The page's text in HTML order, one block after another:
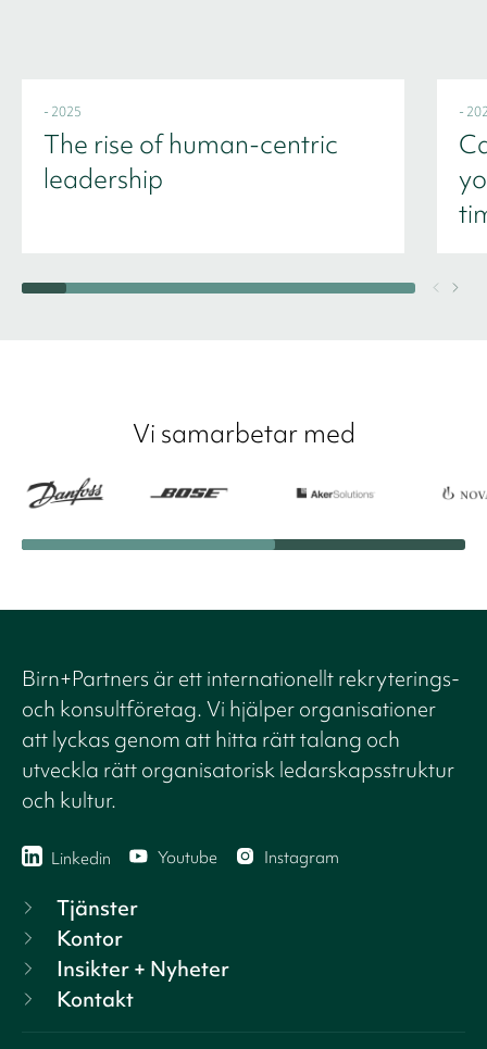
- 2025
The rise of human-centric
leadership
-
Vi samarbetar med
Birn+Partners är ett internationellt rekryterings-
och konsultföretag. Vi hjälper organisationer
att lyckas genom att hitta rätt talang och
utveckla rätt organisatorisk ledarskapsstruktur
och kultur.
Linkedin Youtube Instagram
Tjänster
Kontor
Insikter + Nyheter
Kontakt